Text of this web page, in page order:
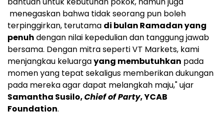
menegaskan bahwa tidak seorang pun boleh
terpinggirkan, terutama di bulan Ramadan yang
penuh dengan nilai kepedulian dan tanggung jawab
bersama. Dengan mitra seperti VT Markets, kami
menjangkau keluargayang membutuhkan pada
momen yang tepat sekaligus memberikan dukungan
pada mereka agar dapat melangkah maju," ujar
Samantha Susilo,Chief of Party, YCAB
Foundation.